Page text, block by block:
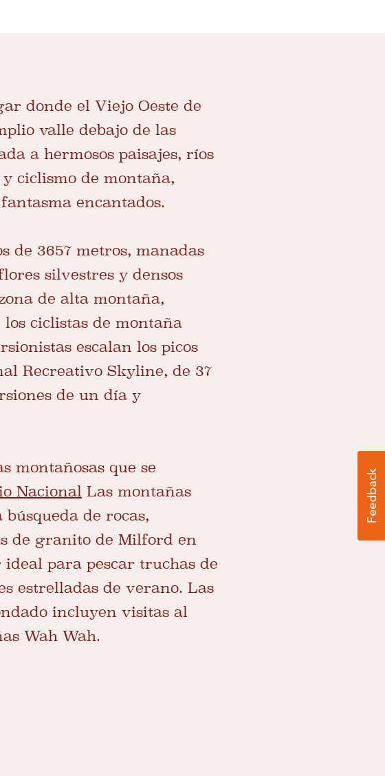
donde el Viejo Oeste de
valle debajo de las
a hermosos paisajes, ríos
ciclismo de montaña,
encantados.
de 3657 metros, manadas
silvestres y densos
de alta montaña,
ciclistas de montaña
escalan los picos
Recreativo Skyline, de 37
de un día y
montañosas que se
NacionalLas montañas
de rocas,
de granito de Milford en
para pescar truchas de
estrelladas de verano. Las
incluyen visitas al
Wah Wah.